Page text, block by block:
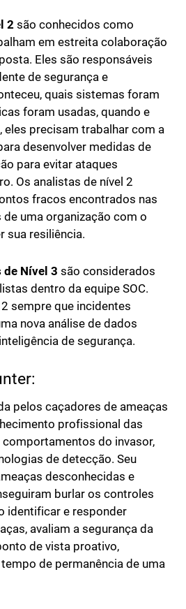
2 são conhecidos como
em estreita colaboração
Eles são responsáveis
de segurança e
quais sistemas foram
foram usadas, quando e
eles precisam trabalhar com a
desenvolver medidas de
para evitar ataques
Os analistas de nível 2
fracos encontrados nas
uma organização com o
sua resiliência.
Nível 3 são considerados
dentro da equipe SOC.
sempre que incidentes
nova análise de dados
de segurança.
pelos caçadores de ameaças
profissional das
do invasor,
de detecção. Seu
desconhecidas e
burlar os controles
identificar e responder
avaliam a segurança da
de vista proativo,
de permanência de uma